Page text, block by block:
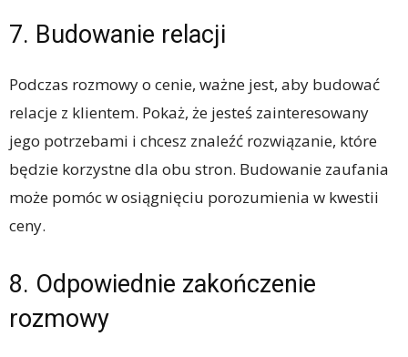
7. Budowanie relacji
Podczas rozmowy o cenie, ważne jest, aby budować
relacje z klientem. Pokaż, że jesteś zainteresowany
jego potrzebami i chcesz znaleźć rozwiązanie, które
będzie korzystne dla obu stron. Budowanie zaufania
może pomóc w osiągnięciu porozumienia w kwestii
ceny.
8. Odpowiednie zakończenie
rozmowy